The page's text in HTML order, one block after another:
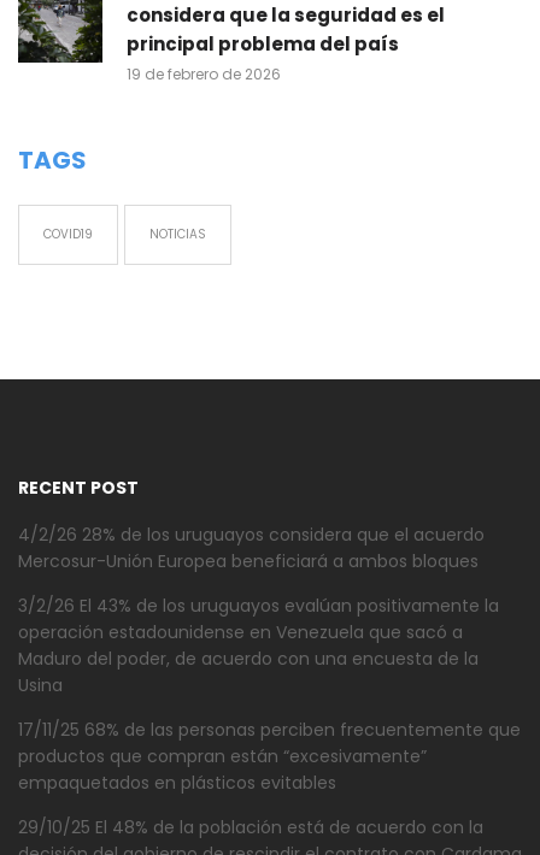
considera que la seguridad es el
principal problema del país
19 de febrero de 2026
TAGS
COVID19 NOTICIAS
RECENT POST
4/2/26 28% de los uruguayos considera que el acuerdo
Mercosur-Unión Europea beneficiará a ambos bloques
3/2/26 El 43% de los uruguayos evalúan positivamente la
operación estadounidense en Venezuela que sacó a
Maduro del poder, de acuerdo con una encuesta de la
Usina
17/11/25 68% de las personas perciben frecuentemente que
productos que compran están “excesivamente”
empaquetados en plásticos evitables
29/10/25 El 48% de la población está de acuerdo con la